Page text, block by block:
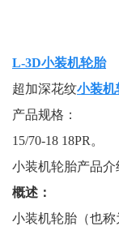
L-3D小装机轮胎
超加深花纹小装机
产品规格：
15/70-18 18PR。
小装机轮胎产品介
概述：
小装机轮胎（也称